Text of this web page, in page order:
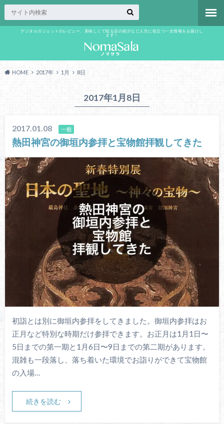
デジタルガジェットのレビュー、美味しくて唸る店の紹介など人生に役立つ一次情報をお届けし
ます！
HOME 2017年 1月 8日
2017年1月8日
2017.01.08 一般
熱田神宮の御垣内参拝と宝物館拝観してきた
初詣とは別に御垣内参拝をしてきました。御垣内参拝はお
正月など特別な時期だけ参拝できます。お正月は1月1日〜
5日までの第一期と1月6日〜9日までの第二期があります。
混雑も一段落し、落ち着いた環境でお詣りができて宝物館
の入場…
続きを読む